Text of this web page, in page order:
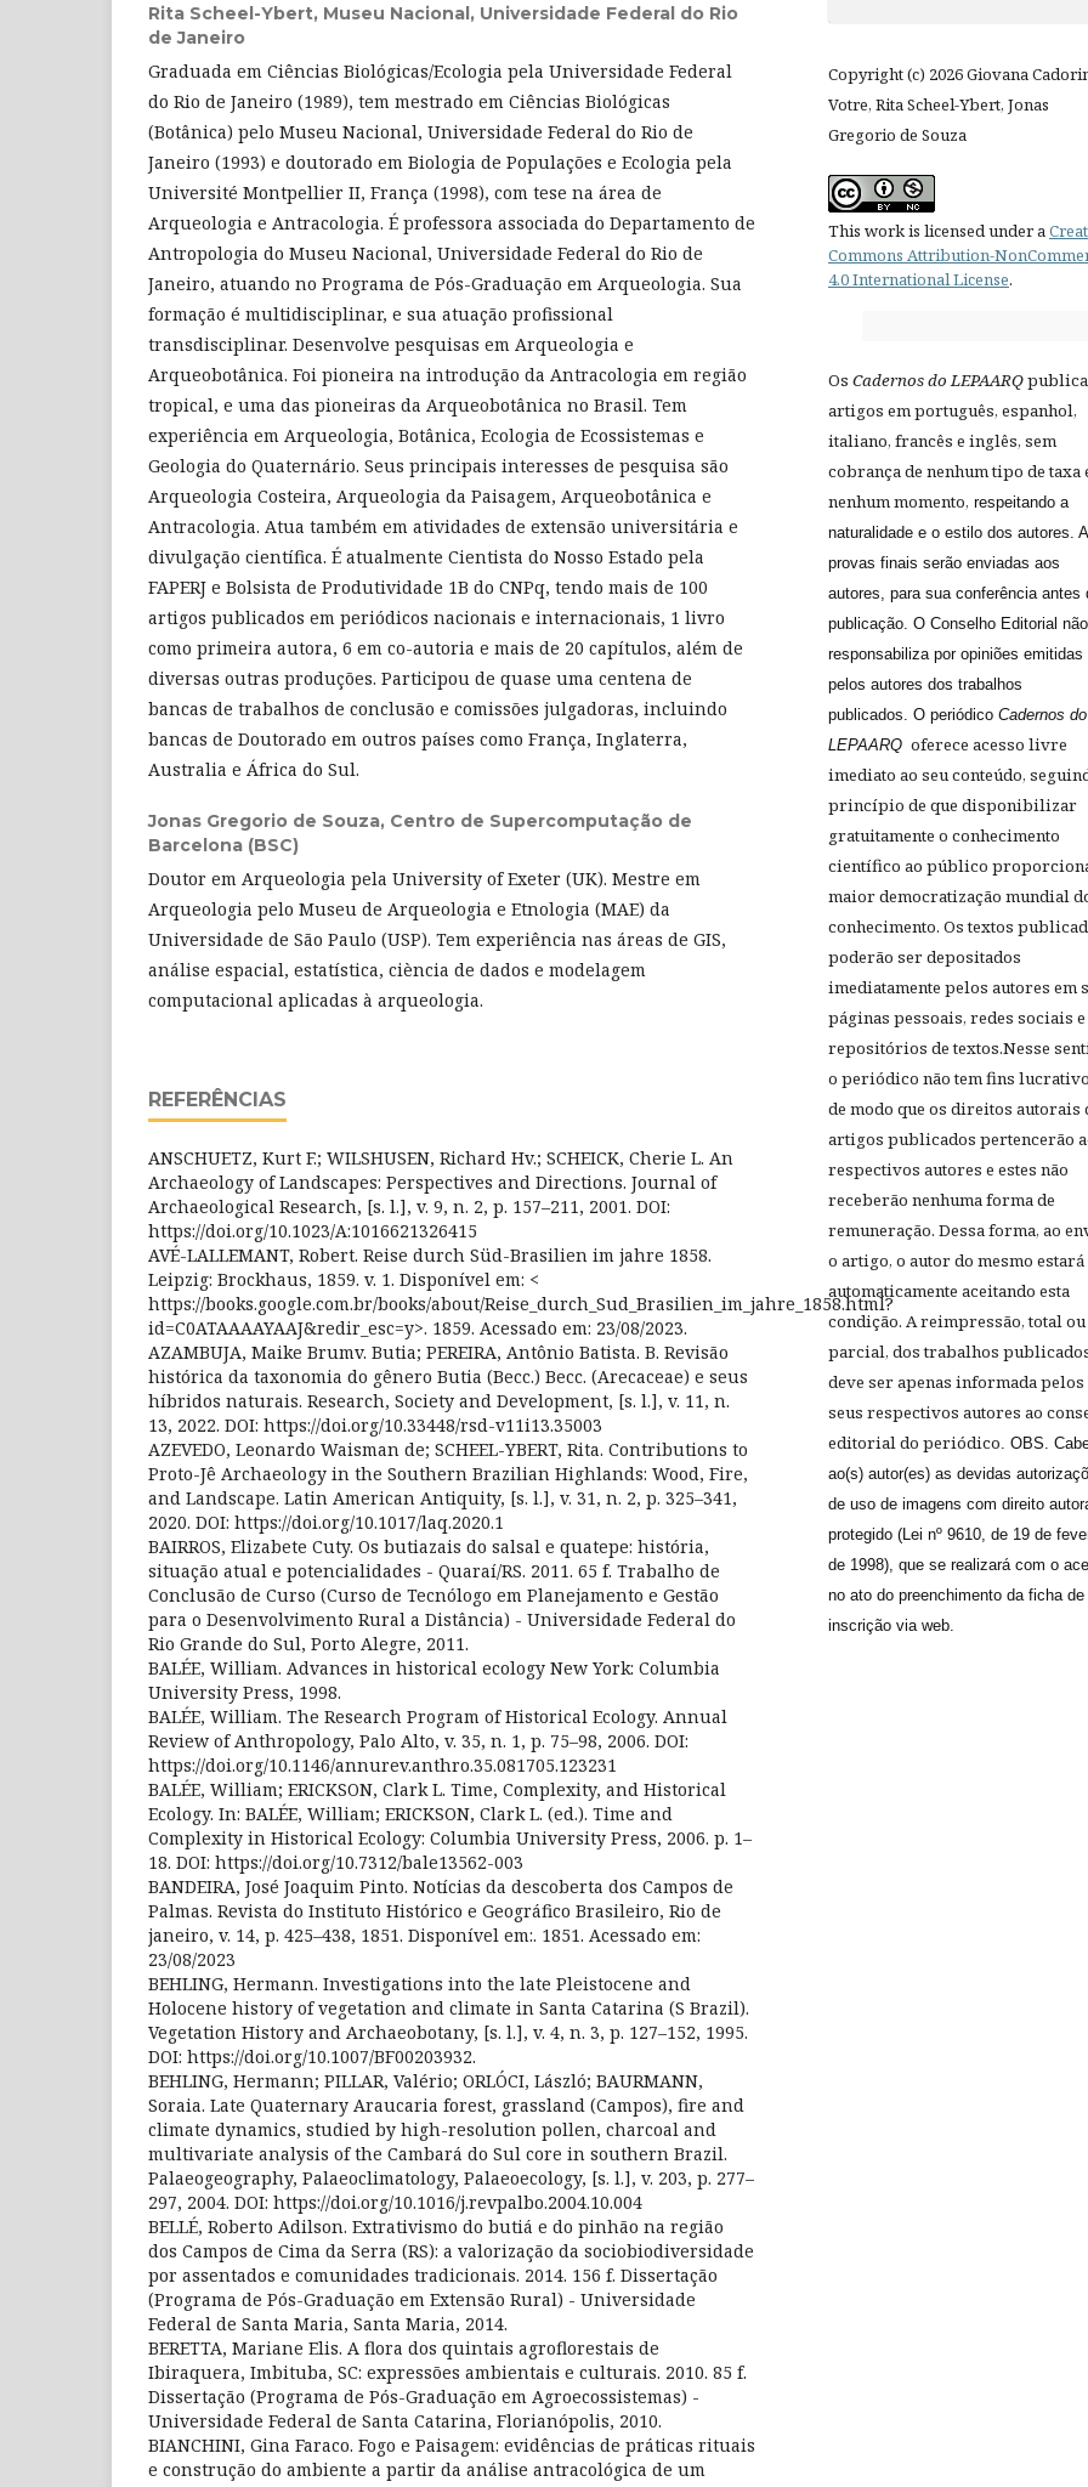
Rita Scheel-Ybert, Museu Nacional, Universidade Federal do Rio
de Janeiro
Graduada em Ciências Biológicas/Ecologia pela Universidade Federal
do Rio de Janeiro (1989), tem mestrado em Ciências Biológicas
(Botânica) pelo Museu Nacional, Universidade Federal do Rio de
Janeiro (1993) e doutorado em Biologia de Populações e Ecologia pela
Université Montpellier II, França (1998), com tese na área de
Arqueologia e Antracologia. É professora associada do Departamento de
Antropologia do Museu Nacional, Universidade Federal do Rio de
Janeiro, atuando no Programa de Pós-Graduação em Arqueologia. Sua
formação é multidisciplinar, e sua atuação profissional
transdisciplinar. Desenvolve pesquisas em Arqueologia e
Arqueobotânica. Foi pioneira na introdução da Antracologia em região
tropical, e uma das pioneiras da Arqueobotânica no Brasil. Tem
experiência em Arqueologia, Botânica, Ecologia de Ecossistemas e
Geologia do Quaternário. Seus principais interesses de pesquisa são
Arqueologia Costeira, Arqueologia da Paisagem, Arqueobotânica e
Antracologia. Atua também em atividades de extensão universitária e
divulgação científica. É atualmente Cientista do Nosso Estado pela
FAPERJ e Bolsista de Produtividade 1B do CNPq, tendo mais de 100
artigos publicados em periódicos nacionais e internacionais, 1 livro
como primeira autora, 6 em co-autoria e mais de 20 capítulos, além de
diversas outras produções. Participou de quase uma centena de
bancas de trabalhos de conclusão e comissões julgadoras, incluindo
bancas de Doutorado em outros países como França, Inglaterra,
Australia e África do Sul.
Jonas Gregorio de Souza, Centro de Supercomputação de
Barcelona (BSC)
Doutor em Arqueologia pela University of Exeter (UK). Mestre em
Arqueologia pelo Museu de Arqueologia e Etnologia (MAE) da
Universidade de São Paulo (USP). Tem experiência nas áreas de GIS,
análise espacial, estatística, ciència de dados e modelagem
computacional aplicadas à arqueologia.
REFERÊNCIAS
ANSCHUETZ, Kurt F.; WILSHUSEN, Richard Hv.; SCHEICK, Cherie L. An
Archaeology of Landscapes: Perspectives and Directions. Journal of
Archaeological Research, [s. l.], v. 9, n. 2, p. 157–211, 2001. DOI:
https://doi.org/10.1023/A:1016621326415
AVÉ-LALLEMANT, Robert. Reise durch Süd-Brasilien im jahre 1858.
Leipzig: Brockhaus, 1859. v. 1. Disponível em: <
https://books.google.com.br/books/about/Reise_durch_Sud_Brasilien_im_jahre_1858.html?
id=C0ATAAAAYAAJ&redir_esc=y>. 1859. Acessado em: 23/08/2023.
AZAMBUJA, Maike Brumv. Butia; PEREIRA, Antônio Batista. B. Revisão
histórica da taxonomia do gênero Butia (Becc.) Becc. (Arecaceae) e seus
híbridos naturais. Research, Society and Development, [s. l.], v. 11, n.
13, 2022. DOI: https://doi.org/10.33448/rsd-v11i13.35003
AZEVEDO, Leonardo Waisman de; SCHEEL-YBERT, Rita. Contributions to
Proto-Jê Archaeology in the Southern Brazilian Highlands: Wood, Fire,
and Landscape. Latin American Antiquity, [s. l.], v. 31, n. 2, p. 325–341,
2020. DOI: https://doi.org/10.1017/laq.2020.1
BAIRROS, Elizabete Cuty. Os butiazais do salsal e quatepe: história,
situação atual e potencialidades - Quaraí/RS. 2011. 65 f. Trabalho de
Conclusão de Curso (Curso de Tecnólogo em Planejamento e Gestão
para o Desenvolvimento Rural a Distância) - Universidade Federal do
Rio Grande do Sul, Porto Alegre, 2011.
BALÉE, William. Advances in historical ecology New York: Columbia
University Press, 1998.
BALÉE, William. The Research Program of Historical Ecology. Annual
Review of Anthropology, Palo Alto, v. 35, n. 1, p. 75–98, 2006. DOI:
https://doi.org/10.1146/annurev.anthro.35.081705.123231
BALÉE, William; ERICKSON, Clark L. Time, Complexity, and Historical
Ecology. In: BALÉE, William; ERICKSON, Clark L. (ed.). Time and
Complexity in Historical Ecology: Columbia University Press, 2006. p. 1–
18. DOI: https://doi.org/10.7312/bale13562-003
BANDEIRA, José Joaquim Pinto. Notícias da descoberta dos Campos de
Palmas. Revista do Instituto Histórico e Geográfico Brasileiro, Rio de
janeiro, v. 14, p. 425–438, 1851. Disponível em:. 1851. Acessado em:
23/08/2023
BEHLING, Hermann. Investigations into the late Pleistocene and
Holocene history of vegetation and climate in Santa Catarina (S Brazil).
Vegetation History and Archaeobotany, [s. l.], v. 4, n. 3, p. 127–152, 1995.
DOI: https://doi.org/10.1007/BF00203932.
BEHLING, Hermann; PILLAR, Valério; ORLÓCI, László; BAURMANN,
Soraia. Late Quaternary Araucaria forest, grassland (Campos), fire and
climate dynamics, studied by high-resolution pollen, charcoal and
multivariate analysis of the Cambará do Sul core in southern Brazil.
Palaeogeography, Palaeoclimatology, Palaeoecology, [s. l.], v. 203, p. 277–
297, 2004. DOI: https://doi.org/10.1016/j.revpalbo.2004.10.004
BELLÉ, Roberto Adilson. Extrativismo do butiá e do pinhão na região
dos Campos de Cima da Serra (RS): a valorização da sociobiodiversidade
por assentados e comunidades tradicionais. 2014. 156 f. Dissertação
(Programa de Pós-Graduação em Extensão Rural) - Universidade
Federal de Santa Maria, Santa Maria, 2014.
BERETTA, Mariane Elis. A flora dos quintais agroflorestais de
Ibiraquera, Imbituba, SC: expressões ambientais e culturais. 2010. 85 f.
Dissertação (Programa de Pós-Graduação em Agroecossistemas) -
Universidade Federal de Santa Catarina, Florianópolis, 2010.
BIANCHINI, Gina Faraco. Fogo e Paisagem: evidências de práticas rituais
e construção do ambiente a partir da análise antracológica de um
Copyright (c) 2026 Giovana
Votre, Rita Scheel-Ybert, Jonas
Gregorio de Souza
This work is licensed under a
Commons Attribution-
4.0 International License.
Os Cadernos do LEPAARQ
artigos em português, espanhol,
italiano, francês e inglês, sem
cobrança de nenhum tipo de taxa
nenhum momento, respeitando a
naturalidade e o estilo dos autores.
provas finais serão enviadas aos
autores, para sua conferência antes
publicação. O Conselho Editorial
responsabiliza por opiniões emitidas
pelos autores dos trabalhos
publicados. O periódico Cadernos do
LEPAARQ oferece acesso livre
imediato ao seu conteúdo,
princípio de que disponibilizar
gratuitamente o conhecimento
científico ao público
maior democratização mundial
conhecimento. Os textos
poderão ser depositados
imediatamente pelos autores em
páginas pessoais, redes sociais e
repositórios de textos.Nesse
o periódico não tem fins
de modo que os direitos autorais
artigos publicados pertencerão
respectivos autores e estes não
receberão nenhuma forma de
remuneração. Dessa forma, ao
o artigo, o autor do mesmo estará
automaticamente aceitando esta
condição. A reimpressão, total ou
parcial, dos trabalhos
deve ser apenas informada pelos
seus respectivos autores ao
editorial do periódico. OBS.
ao(s) autor(es) as devidas
de uso de imagens com direito
protegido (Lei nº 9610, de 19 de
de 1998), que se realizará com o
no ato do preenchimento da ficha de
inscrição via web.